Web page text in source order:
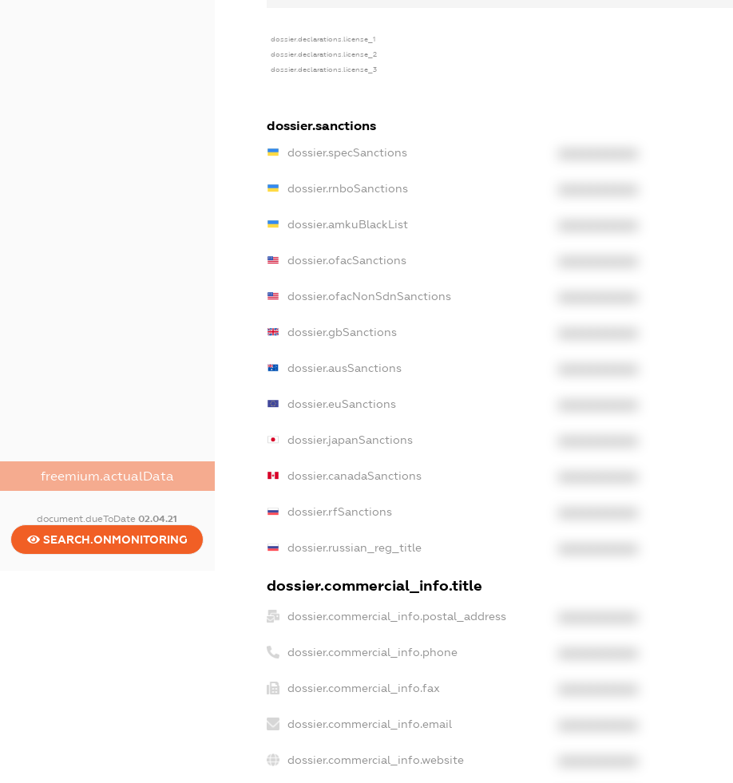
freemium.actualData
document.dueToDate02.04.21
SEARCH.ONMONITORING
dossier.declarations.license_1
dossier.declarations.license_2
dossier.declarations.license_3
dossier.sanctions
dossier.specSanctions
dossier.rnboSanctions
dossier.amkuBlackList
dossier.ofacSanctions
dossier.ofacNonSdnSanctions
dossier.gbSanctions
dossier.ausSanctions
dossier.euSanctions
dossier.japanSanctions
dossier.canadaSanctions
dossier.rfSanctions
dossier.russian_reg_title
dossier.commercial_info.title
dossier.commercial_info.postal_address
dossier.commercial_info.phone
dossier.commercial_info.fax
dossier.commercial_info.email
dossier.commercial_info.website